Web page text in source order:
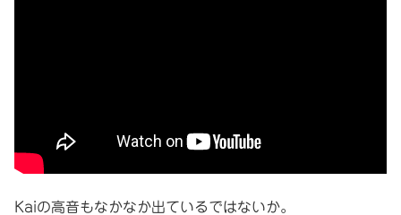
Kaiの高音もなかなか出ているではないか。